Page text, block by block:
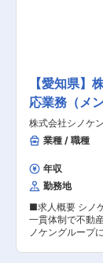
は賞与のタイミ
す。 2023年11
PRO Marketに
あなたの実力を
【愛知県】
応業務（メ
株式会社シノケ
業種 / 職種
年収
勤務地
■求人概要 シノ
一貫体制で不動
ノケングループ